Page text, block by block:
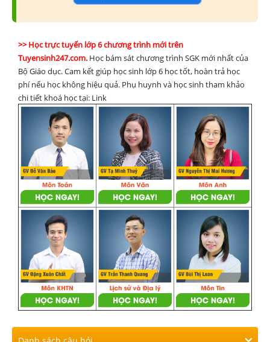
>> Học trực tuyến lớp 6 chương trình mới trên
Tuyensinh247.com. Học bám sát chương trình SGK mới nhất của
Bộ Giáo dục. Cam kết giúp học sinh lớp 6 học tốt, hoàn trả học
phí nếu học không hiệu quả. Phụ huynh và học sinh tham khảo
chi tiết khoá học tại: Link